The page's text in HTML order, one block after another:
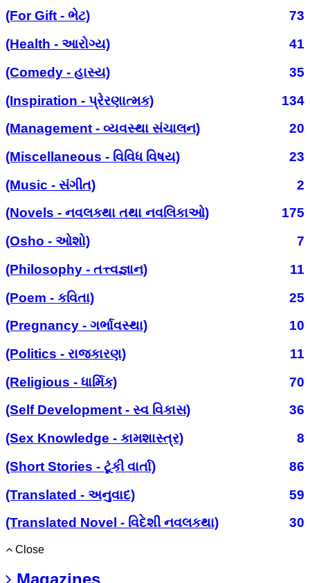
(For Gift - ભેટ)
73
(Health - આરોગ્ય)
41
(Comedy - હાસ્ય)
35
(Inspiration - પ્રેરણાત્મક)
134
(Management - વ્યવસ્થા સંચાલન)
20
(Miscellaneous - વિવિધ વિષય)
23
(Music - સંગીત)
2
(Novels - નવલકથા તથા નવલિકાઓ)
175
(Osho - ઓશો)
7
(Philosophy - તત્ત્વજ્ઞાન)
11
(Poem - કવિતા)
25
(Pregnancy - ગર્ભાવસ્થા)
10
(Politics - રાજકારણ)
11
(Religious - ધાર્મિક)
70
(Self Development - સ્વ વિકાસ)
36
(Sex Knowledge - કામશાસ્ત્ર)
8
(Short Stories - ટૂંકી વાર્તા)
86
(Translated - અનુવાદ)
59
(Translated Novel - વિદેશી નવલકથા)
30
Close
Magazines